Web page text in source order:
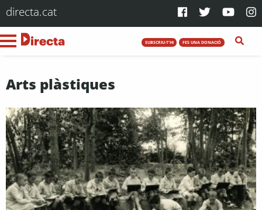
directa.cat
SUBSCRIU-T'HI FES UNA DONACIÓ
Arts plàstiques